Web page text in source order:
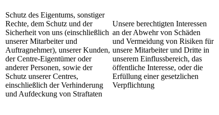
Schutz des Eigentums, sonstiger
Rechte, dem Schutz und der
Sicherheit von uns (einschließlich
unserer Mitarbeiter und
Auftragnehmer), unserer Kunden,
der Centre-Eigentümer oder
anderer Personen, sowie der
Schutz unserer Centres,
einschließlich der Verhinderung
und Aufdeckung von Straftaten
Unsere berechtigten Interessen
an der Abwehr von Schäden
und Vermeidung von Risiken für
unsere Mitarbeiter und Dritte in
unserem Einflussbereich, das
öffentliche Interesse, oder die
Erfüllung einer gesetzlichen
Verpflichtung